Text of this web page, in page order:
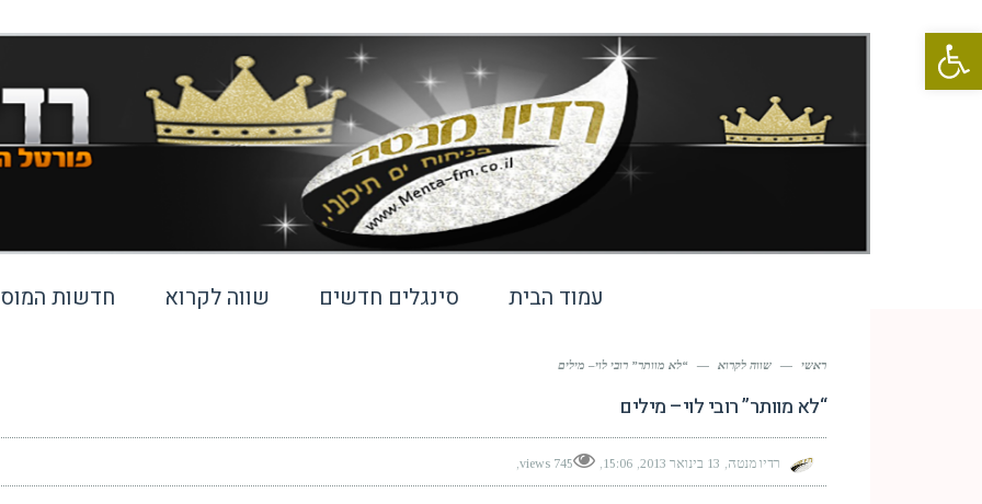
פתח סרגל נגישות
עמוד הבית סינגלים חדשים שווה לקרוא חדשות
ראשי — שווה לקרוא — “לא מוותר” רובי לוי– מילים
“לא מוותר” רובי לוי– מילים
רדיו מנטה 13 בינואר 2013 15:06
745 views